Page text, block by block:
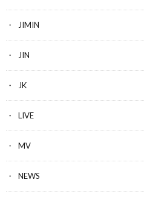
JIMIN
JIN
JK
LIVE
MV
NEWS